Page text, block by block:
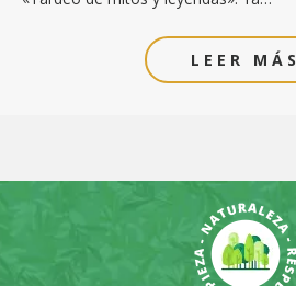
LEER MÁS